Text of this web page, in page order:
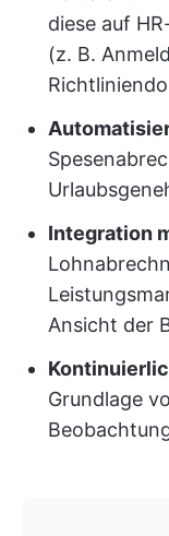
diese auf
(z. B.
Integration
Ansicht der
Grundlage